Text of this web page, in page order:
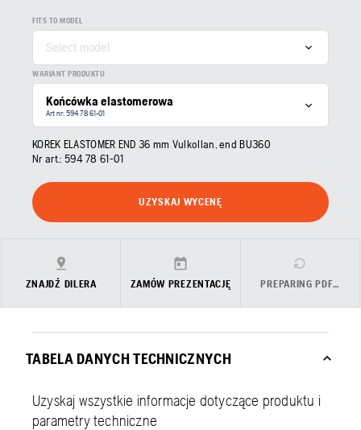
FITS TO MODEL
Select model
WARIANT PRODUKTU
Końcówka elastomerowa
Art nr: 594 78 61‑01
KOREK ELASTOMER END 36 mm Vulkollan, end BU360
Nr art.: 594 78 61‑01
UZYSKAJ WYCENĘ
ZNAJDŹ DILERA ZAMÓW PREZENTACJĘ PREPARING PDF…
TABELA DANYCH TECHNICZNYCH
Uzyskaj wszystkie informacje dotyczące produktu i
parametry techniczne